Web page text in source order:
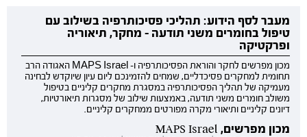
מעבר לסף הידוע: תהליכי פסיכותרפיה בשילוב עם
טיפול בחומרים משני תודעה - מחקר, תיאוריה
ופרקטיקה
מכון מפרשים לחקר והוראת הפסיכותרפיה ו- MAPS Israel האגודה הרב
תחומית למחקרים פסיכדליים, שמחים להזמינכם ליום עיון שיוקדש לבחינה
מעמיקה של תהליך הפסיכותרפיה במסגרת מחקרים קליניים בטיפול
משולב חומרים משני תודעה, באמצעות שילוב של מסגרות תיאורטיות,
דיונים קליניים ותיאורי מקרה מפורטים ממחקרים קליניים.
מכון מפרשים, MAPS Israel